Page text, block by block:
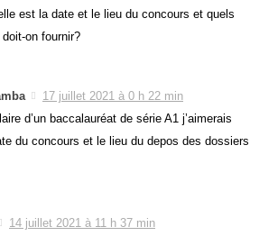
est la date et le lieu du concours et quels
on fournir?
17 juillet 2021 à 0 h 22 min
d’un baccalauréat de série A1 j’aimerais
du concours et le lieu du depos des dossiers
14 juillet 2021 à 11 h 37 min